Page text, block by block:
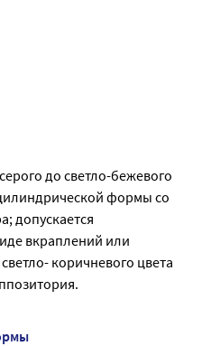
до светло-бежевого
формы со
допускается
вкраплений или
коричневого цвета